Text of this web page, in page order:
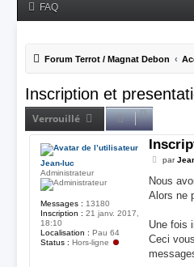
FAQ
Forum Terrot / Magnat Debon
Inscription et
Verrouillé
Jean-luc
Administrateur
Messages : 13180
Inscription : 21 janv. 2017,
18:10
Localisation : Pau 64
Status : Hors-ligne
M
s
a
par
Nous
Alors ne
Une fois
Ceci